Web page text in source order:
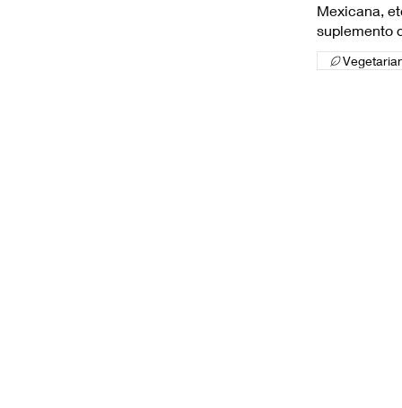
Mexicana,
suplemento